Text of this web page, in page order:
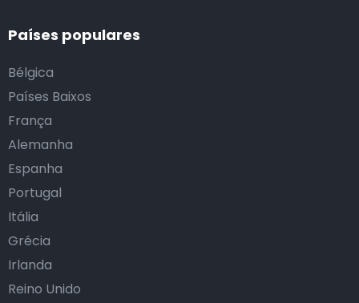
Países populares
Bélgica
Países Baixos
França
Alemanha
Espanha
Portugal
Itália
Grécia
Irlanda
Reino Unido